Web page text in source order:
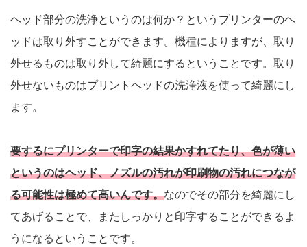
ヘッド部分の洗浄というのは何か？というプリンターのヘ
ッドは取り外すことができます。機種によりますが、取り
外せるものは取り外して綺麗にするということです。取り
外せないものはプリントヘッドの洗浄液を使って綺麗にし
ます。
要するにプリンターで印字の結果かすれてたり、色が薄い
というのはヘッド、ノズルの汚れが印刷物の汚れにつなが
る可能性は極めて高いんです。なのでその部分を綺麗にし
てあげることで、またしっかりと印字することができるよ
うになるということです。